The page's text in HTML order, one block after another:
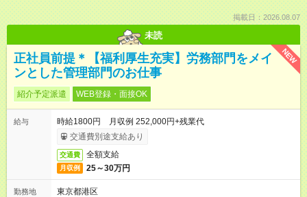
掲載日：2026.08.07
未読
NEW
正社員前提＊【福利厚生充実】労務部門をメイ
ンとした管理部門のお仕事
紹介予定派遣 WEB登録・面接OK
給与
時給1800円 月収例 252,000円+残業代
交通費別途支給あり
交通費 全額支給
月収例 25～30万円
勤務地
東京都港区